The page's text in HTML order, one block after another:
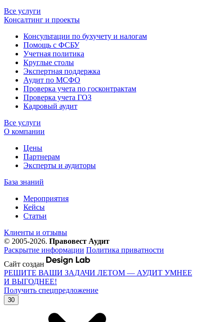
Все услуги
Консалтинг и проекты
Консультации по бухучету и налогам
Помощь с ФСБУ
Учетная политика
Круглые столы
Экспертная поддержка
Аудит по МСФО
Проверка учета по госконтрактам
Проверка учета ГОЗ
Кадровый аудит
Все услуги
О компании
Цены
Партнерам
Эксперты и аудиторы
База знаний
Мероприятия
Кейсы
Статьи
Клиенты и отзывы
© 2005-2026. Правовест Аудит
Раскрытие информации Политика приватности
Сайт создан
РЕШИТЕ ВАШИ ЗАДАЧИ ЛЕТОМ — АУДИТ УМНЕЕ
И ВЫГОДНЕЕ!
Получить спецпредложение
30